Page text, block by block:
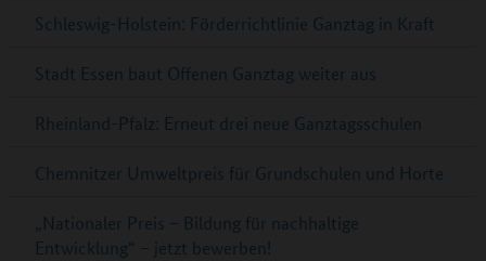
Schleswig-Holstein: Förderrichtlinie Ganztag in Kraft
Stadt Essen baut Offenen Ganztag weiter aus
Rheinland-Pfalz: Erneut drei neue Ganztagsschulen
Chemnitzer Umweltpreis für Grundschulen und Horte
„Nationaler Preis – Bildung für nachhaltige
Entwicklung“ – jetzt bewerben!